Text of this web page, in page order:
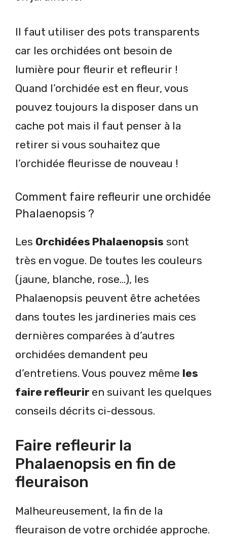
Il faut utiliser des pots transparents
car les orchidées ont besoin de
lumière pour fleurir et refleurir !
Quand l’orchidée est en fleur, vous
pouvez toujours la disposer dans un
cache pot mais il faut penser à la
retirer si vous souhaitez que
l’orchidée fleurisse de nouveau !
Comment faire refleurir une orchidée
Phalaenopsis ?
Les Orchidées Phalaenopsis sont
très en vogue. De toutes les couleurs
(jaune, blanche, rose…), les
Phalaenopsis peuvent être achetées
dans toutes les jardineries mais ces
dernières comparées à d’autres
orchidées demandent peu
d’entretiens. Vous pouvez même les
faire refleurir en suivant les quelques
conseils décrits ci-dessous.
Faire refleurir la
Phalaenopsis en fin de
fleuraison
Malheureusement, la fin de la
fleuraison de votre orchidée approche.